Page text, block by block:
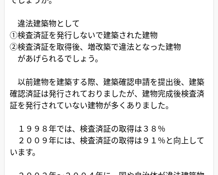
違法建築物として
①検査済証を発行しないで建築された建物
②検査済証を取得後、増改築で違法となった建物
があげられるでしょう。
以前建物を建築する際、建築確認申請を提出後、建築
確認済証は発行されておりましたが、建物完成後検査済
証を発行されていない建物が多くありました。
１９９８年では、検査済証の取得は３８％
２００９年には、検査済証の取得は９１％と向上して
います。